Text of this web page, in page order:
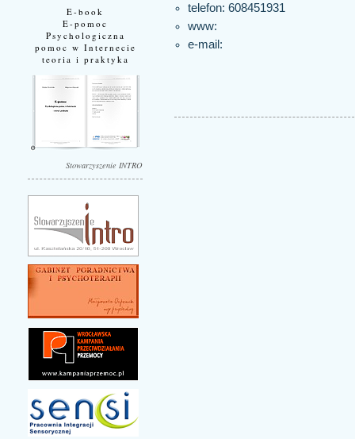
E-book
E-pomoc
Psychologiczna
pomoc w Internecie
teoria i praktyka
Stowarzyszenie INTRO
telefon: 608451931
www:
e-mail: